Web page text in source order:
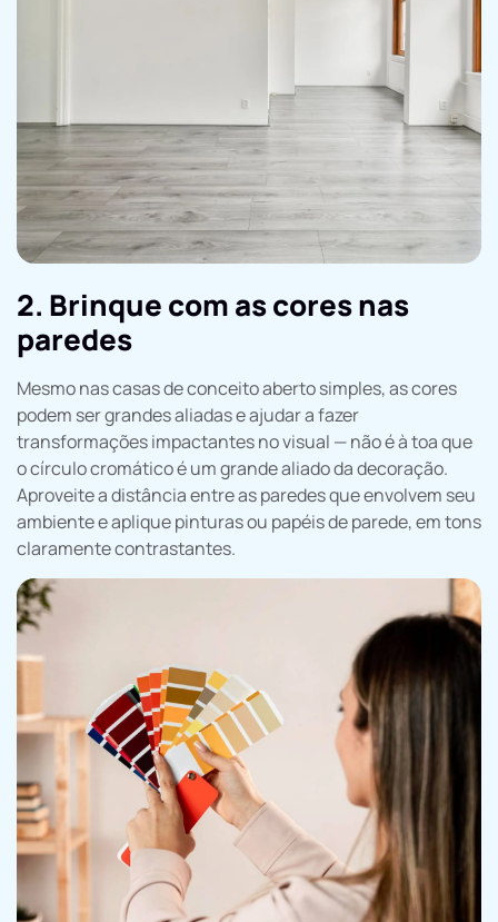
2. Brinque com as cores nas
paredes
Mesmo nas casas de conceito aberto simples, as cores
podem ser grandes aliadas e ajudar a fazer
transformações impactantes no visual — não é à toa que
o círculo cromático é um grande aliado da decoração.
Aproveite a distância entre as paredes que envolvem seu
ambiente e aplique pinturas ou papéis de parede, em tons
claramente contrastantes.